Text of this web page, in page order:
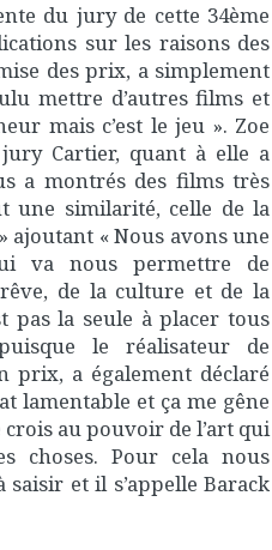
du jury de cette 34ème
sur les raisons des
des prix, a simplement
mettre d’autres films et
mais c’est le jeu ». Zoe
jury Cartier, quant à elle a
a montrés des films très
une similarité, celle de la
ajoutant « Nous avons une
va nous permettre de
de la culture et de la
pas la seule à placer tous
le réalisateur de
prix, a également déclaré
lamentable et ça me gêne
au pouvoir de l’art qui
choses. Pour cela nous
et il s’appelle Barack